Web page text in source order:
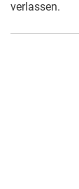
verlassen.